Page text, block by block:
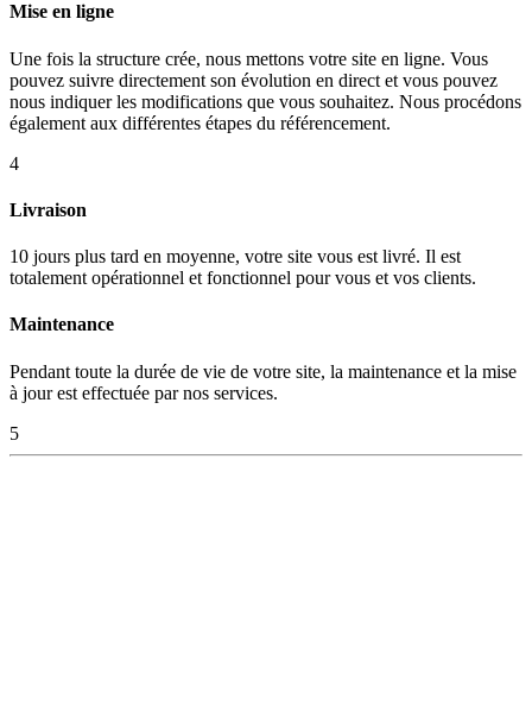
Mise en ligne
Une fois la structure crée, nous mettons votre site en ligne. Vous
pouvez suivre directement son évolution en direct et vous pouvez
nous indiquer les modifications que vous souhaitez. Nous procédons
également aux différentes étapes du référencement.
4
Livraison
10 jours plus tard en moyenne, votre site vous est livré. Il est
totalement opérationnel et fonctionnel pour vous et vos clients.
Maintenance
Pendant toute la durée de vie de votre site, la maintenance et la mise
à jour est effectuée par nos services.
5